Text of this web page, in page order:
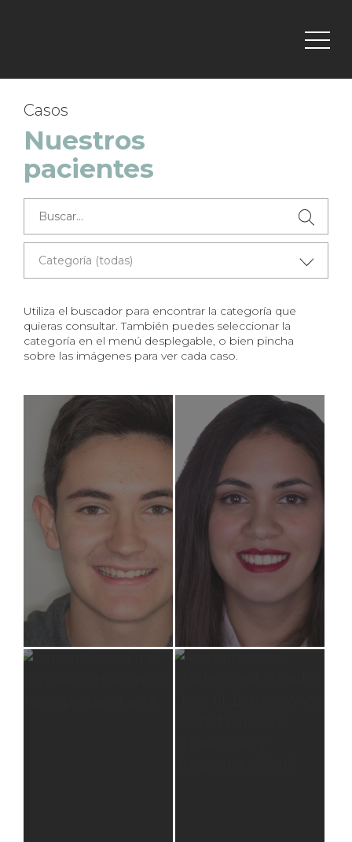
Casos
Nuestros
pacientes
Utiliza el buscador para encontrar la categoría que
quieras consultar. También puedes seleccionar la
categoría en el menú desplegable, o bien pincha
sobre las imágenes para ver cada caso.